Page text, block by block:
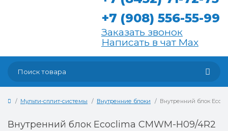
+7 (908) 556-55-99
Заказать звонок
Написать в чат Max
Мульти-сплит-системы Внутренние блоки Внутренний блок
Внутренний блок Ecoclima CMWM-H09/4R2